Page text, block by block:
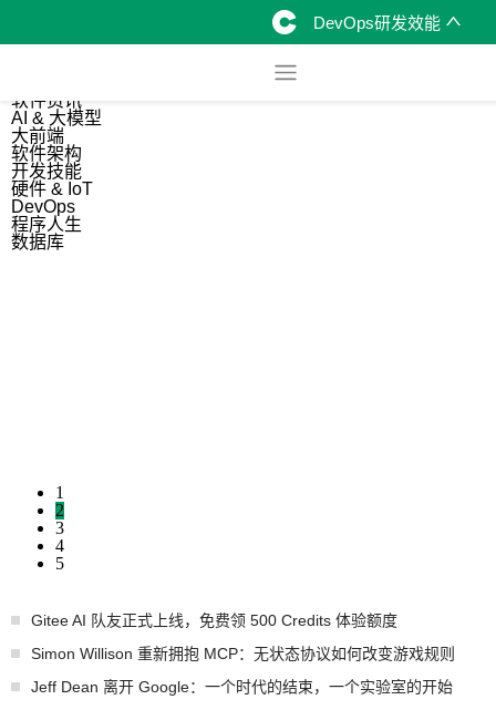
DevOps研发效能
软件资讯
AI & 大模型
大前端
软件架构
开发技能
硬件 & IoT
DevOps
程序人生
数据库
1
2
3
4
5
Gitee AI 队友正式上线，免费领 500 Credits 体验额度
Simon Willison 重新拥抱 MCP：无状态协议如何改变游戏规则
Jeff Dean 离开 Google：一个时代的结束，一个实验室的开始